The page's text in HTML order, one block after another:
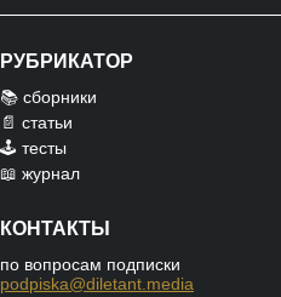
РУБРИКАТОР
📚 сборники
📄 статьи
🕹️ тесты
📖 журнал
КОНТАКТЫ
по вопросам подписки
podpiska@diletant.media